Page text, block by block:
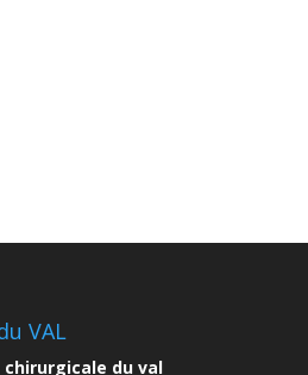
VAL
chirurgicale du val